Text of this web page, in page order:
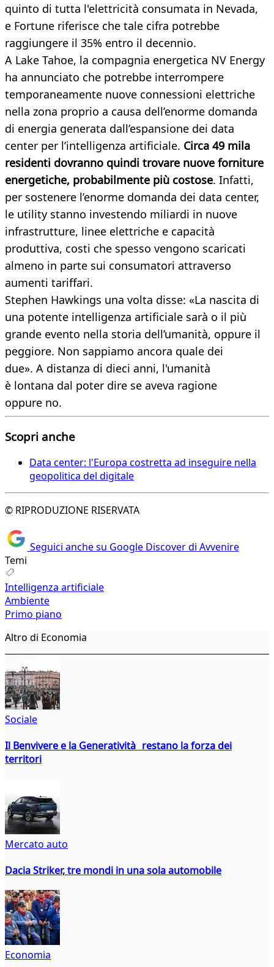
quinto di tutta l'elettricità consumata in Nevada,
e Fortune riferisce che tale cifra potrebbe
raggiungere il 35% entro il decennio.
A Lake Tahoe, la compagnia energetica NV Energy
ha annunciato che potrebbe interrompere
temporaneamente nuove connessioni elettriche
nella zona proprio a causa dell’enorme domanda
di energia generata dall’espansione dei data
center per l’intelligenza artificiale. Circa 49 mila
residenti dovranno quindi trovare nuove forniture
energetiche, probabilmente più costose. Infatti,
per sostenere l’enorme domanda dei data center,
le utility stanno investendo miliardi in nuove
infrastrutture, linee elettriche e capacità
produttiva, costi che spesso vengono scaricati
almeno in parte sui consumatori attraverso
aumenti tariffari.
Stephen Hawkings una volta disse: «La nascita di
una potente intelligenza artificiale sarà o il più
grande evento nella storia dell’umanità, oppure il
peggiore. Non sappiamo ancora quale dei
due». A distanza di dieci anni, l'umanità
è lontana dal poter dire se aveva ragione
oppure no.
Scopri anche
Data center: l'Europa costretta ad inseguire nella
geopolitica del digitale
© RIPRODUZIONE RISERVATA
Seguici anche su Google Discover di Avvenire
Temi
Intelligenza artificiale
Ambiente
Primo piano
Altro di Economia
Sociale
Il Benvivere e la Generatività restano la forza dei
territori
Mercato auto
Dacia Striker, tre mondi in una sola automobile
Economia